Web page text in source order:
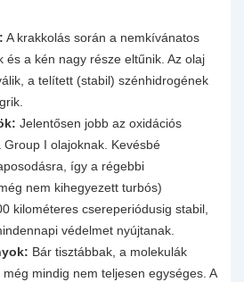
A krakkolás során a nemkívánatos
és a kén nagy része eltűnik. Az olaj
a telített (stabil) szénhidrogének
Jelentősen jobb az oxidációs
I olajoknak. Kevésbé
így a régebbi
nem kihegyezett turbós)
kilométeres csereperiódusig stabil,
védelmet nyújtanak.
Bár tisztábbak, a molekulák
mindig nem teljesen egységes. A